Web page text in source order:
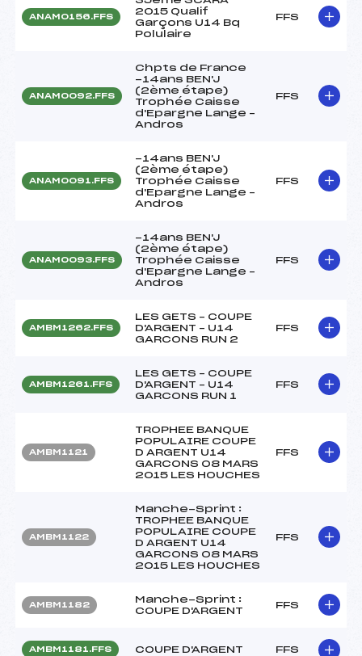
ANAM0156.FFS
2015 Qualif
Garçons U14 Bq
Polulaire
FFS
ANAM0092.FFS
Chpts de France
-14ans BEN'J
(2ème étape)
Trophée Caisse
d'Epargne Lange –
Andros
FFS
ANAM0091.FFS
-14ans BEN'J
(2ème étape)
Trophée Caisse
d'Epargne Lange –
Andros
FFS
ANAM0093.FFS
-14ans BEN'J
(2ème étape)
Trophée Caisse
d'Epargne Lange –
Andros
FFS
AMBM1262.FFS
LES GETS – COUPE
D'ARGENT – U14
GARCONS RUN 2
FFS
AMBM1261.FFS
LES GETS – COUPE
D'ARGENT – U14
GARCONS RUN 1
FFS
AMBM1121
TROPHEE BANQUE
POPULAIRE COUPE
D ARGENT U14
GARCONS 08 MARS
2015 LES HOUCHES
FFS
AMBM1122
Manche-Sprint :
TROPHEE BANQUE
POPULAIRE COUPE
D ARGENT U14
GARCONS 08 MARS
2015 LES HOUCHES
FFS
AMBM1182
Manche-Sprint :
COUPE D'ARGENT
FFS
AMBM1181.FFS COUPE D'ARGENT FFS